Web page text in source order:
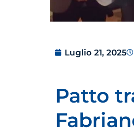
Luglio 21, 2025
Patto